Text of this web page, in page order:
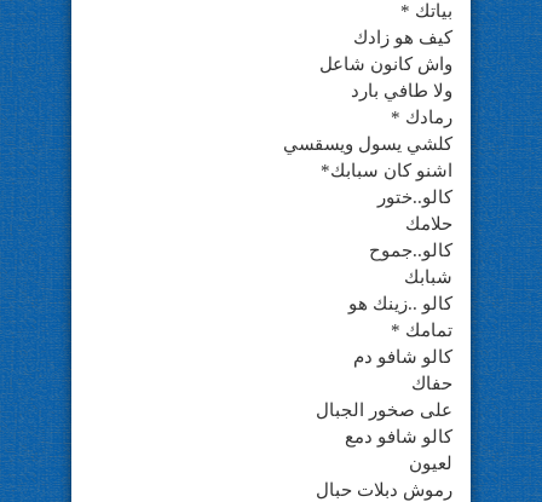
بياتك *
كيف هو زادك
واش كانون شاعل
ولا طافي بارد
رمادك *
كلشي يسول ويسقسي
اشنو كان سبابك*
كالو..ختور
حلامك
كالو..جموح
شبابك
كالو ..زينك هو
تمامك *
كالو شافو دم
حفاك
على صخور الجبال
كالو شافو دمع
لعيون
رموش دبلات حبال